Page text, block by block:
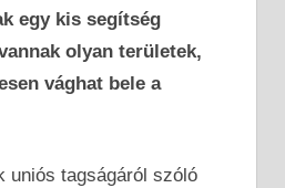
egy kis segítség
olyan területek,
vághat bele a
uniós tagságáról szóló